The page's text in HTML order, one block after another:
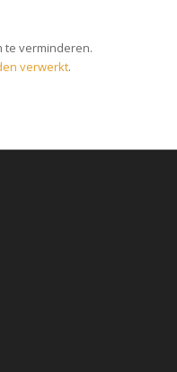
te verminderen.
verwerkt.